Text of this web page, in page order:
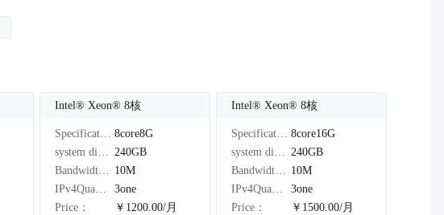
Intel®️ Xeon®️ 8核
Specifications： 8core8G
system disk： 240GB
Bandwidth： 10M
IPv4Quantity：
3one
Price：
￥1200.00/月
Intel®️ Xeon®️ 8核
Specifications： 8core16G
system disk： 240GB
Bandwidth： 10M
IPv4Quantity：
3one
Price：
￥1500.00/月